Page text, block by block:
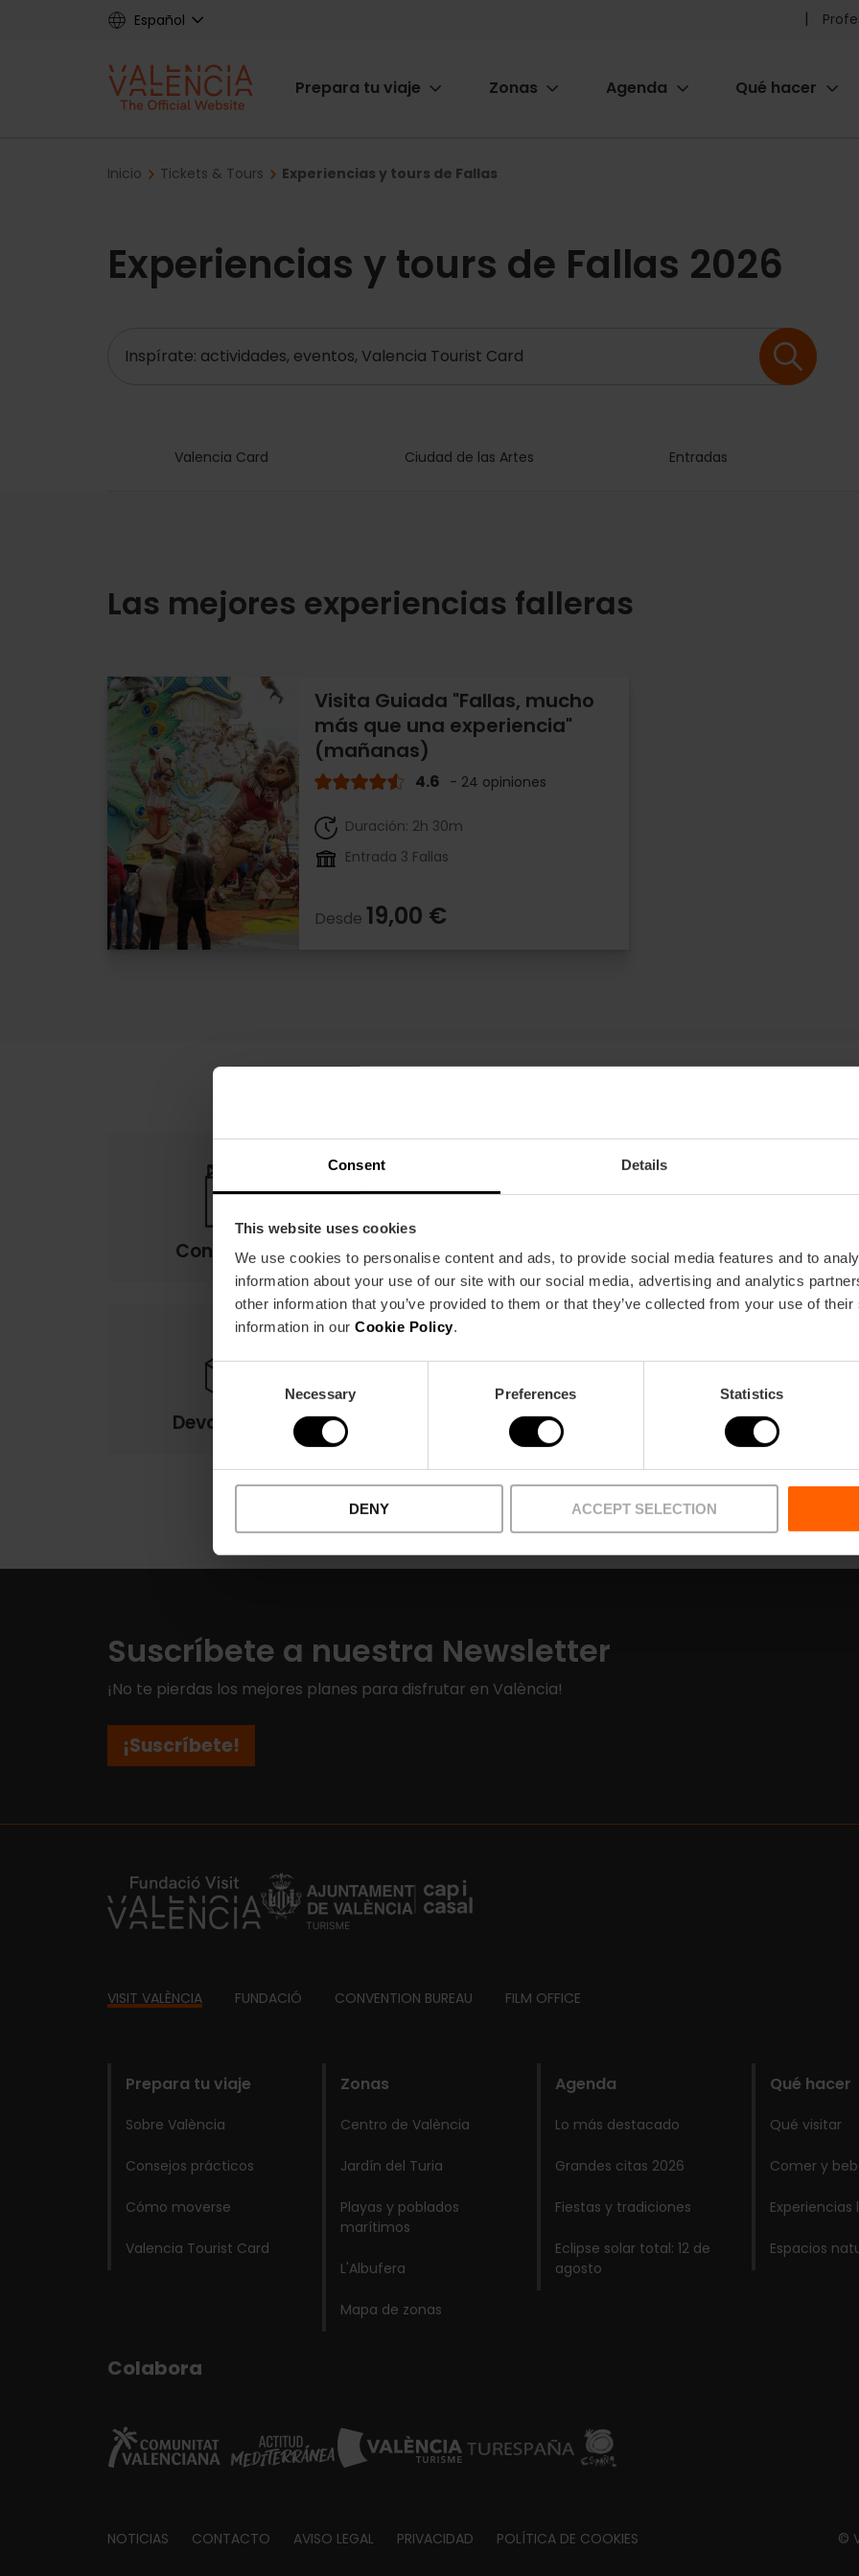
Consent Details
This website uses cookies
We use cookies to personalise content and ads, to provide social media features and to
information about your use of our site with our social media, advertising and analytics
other information that you’ve provided to them or that they’ve collected from your use of
information in our Cookie Policy.
Consent
Selection
Necessary Preferences Statistics
DENY ACCEPT SELECTION
Español
Main
Prepara tu viaje Zonas Agenda Qué hacer
Breadcrumb
Inicio Tickets & Tours Experiencias y tours de Fallas
Experiencias y tours de Fallas 2026
Valencia Card Ciudad de las Artes Entradas
Las mejores experiencias falleras
Visita Guiada "Fallas, mucho
más que una experiencia"
(mañanas)
4.6 - 24 opiniones
Duración: 2h 30m
Entrada 3 Fallas
Desde 19,00 €
Condiciones Ofertas FAQs
Devoluciones Puntos recogida Artículos
Suscríbete a nuestra Newsletter
¡No te pierdas los mejores planes para disfrutar en València!
¡Suscríbete!
https://fundacion.visitvalencia.com/
Footer
VISIT VALÈNCIA FUNDACIÓ CONVENTION BUREAU FILM OFFICE
Prepara tu viaje
Sobre València
Consejos prácticos
Cómo moverse
Valencia Tourist Card
Zonas
Centro de València
Jardín del Turia
Playas y poblados
marítimos
L'Albufera
Mapa de zonas
Agenda
Lo más destacado
Grandes citas 2026
Fiestas y tradiciones
Eclipse solar total: 12 de
agosto
Qué hacer
Qué visitar
Comer y
Experiencias
Espacios
Colabora
Footer
NOTICIAS CONTACTO AVISO LEGAL PRIVACIDAD POLÍTICA DE COOKIES ©